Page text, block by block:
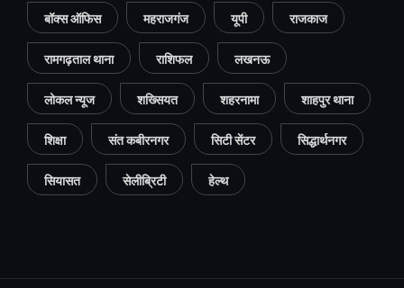
बॉक्स ऑफिस महराजगंज यूपी राजकाज
रामगढ़ताल थाना राशिफल लखनऊ
लोकल न्यूज शख्सियत शहरनामा शाहपुर थाना
शिक्षा संत कबीरनगर सिटी सेंटर सिद्धार्थनगर
सियासत सेलीब्रिटी हेल्थ